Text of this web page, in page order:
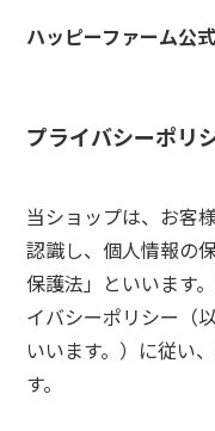
ハッピーファーム公
プライバシーポリ
当ショップは、お客
認識し、個人情報の
保護法」といいます
イバシーポリシー（
いいます。）に従い
す。